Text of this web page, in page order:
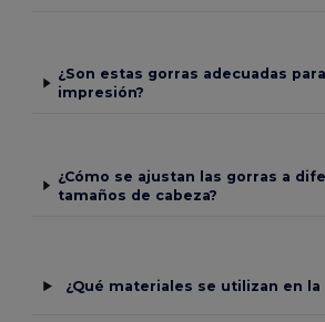
¿Son estas gorras adecuadas
impresión?
¿Cómo se ajustan las gorras a
tamaños de cabeza?
¿Qué materiales se utilizan en la